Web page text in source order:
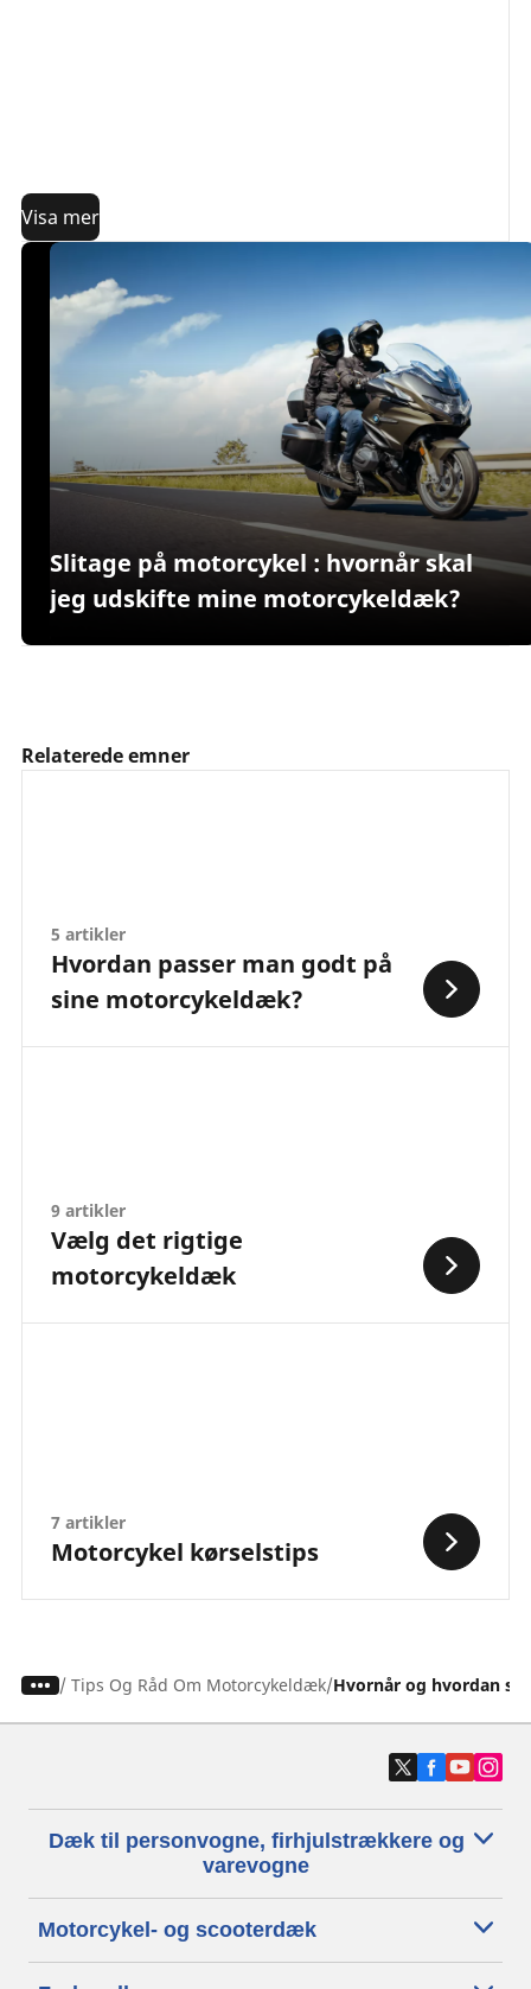
Visa mer
Slitage på motorcykel : hvornår skal
jeg udskifte mine motorcykeldæk?
Relaterede emner
5 artikler
Hvordan passer man godt på
sine motorcykeldæk?
9 artikler
Vælg det rigtige
motorcykeldæk
7 artikler
Motorcykel kørselstips
/ Tips Og Råd Om Motorcykeldæk Hvornår og hvordan
Dæk til personvogne, firhjulstrækkere og
varevogne
Motorcykel- og scooterdæk